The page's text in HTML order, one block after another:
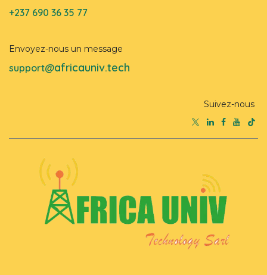
+237 690 36 35 77
Envoyez-nous un message
support@africauniv.tech
Suivez-nous